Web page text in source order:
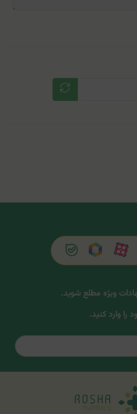
ویژه مطلع شوید.
را وارد کنید.